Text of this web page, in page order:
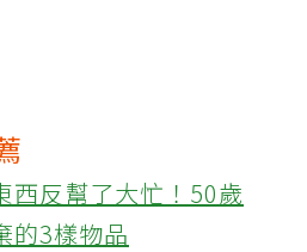
西反幫了大忙！50歲
的3樣物品